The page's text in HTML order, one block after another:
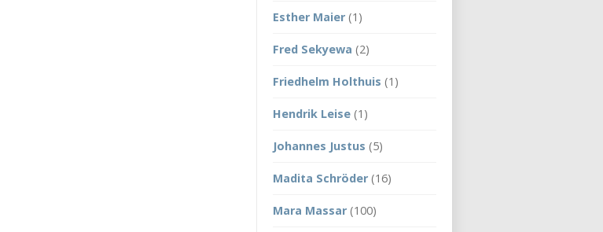
Esther Maier (1)
Fred Sekyewa (2)
Friedhelm Holthuis (1)
Hendrik Leise (1)
Johannes Justus (5)
Madita Schröder (16)
Mara Massar (100)